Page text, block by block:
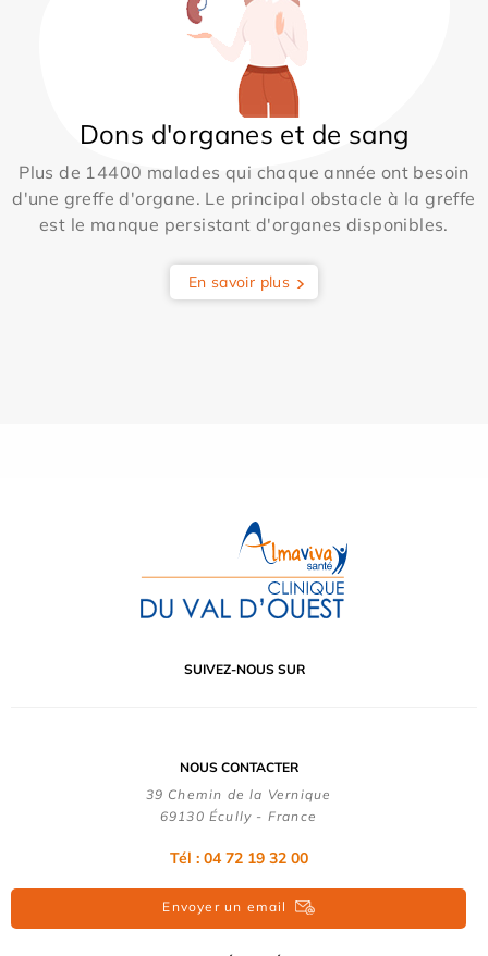
Dons d'organes et de sang
Plus de 14400 malades qui chaque année ont besoin
d'une greffe d'organe. Le principal obstacle à la greffe
est le manque persistant d'organes disponibles.
En savoir plus
SUIVEZ-NOUS SUR
NOUS CONTACTER
39 Chemin de la Vernique
69130 Écully - France
Tél : 04 72 19 32 00
Envoyer un email